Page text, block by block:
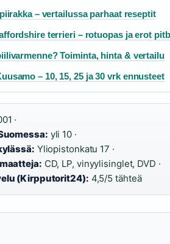
– vertailussa parhaat reseptit
terrieri – rotuopas ja erot
Toiminta, hinta & vertailu
– 10, 15, 25 ja 30 vrk ennusteet
·
yli 10 ·
Yliopistonkatu 17 ·
CD, LP, vinyylisinglet, DVD ·
(Kirpputorit24): 4,5/5 tähteä